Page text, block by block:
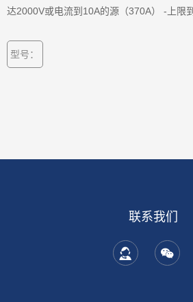
达2000V或电流到10A的源（370A） -上限
型号：
联系我们